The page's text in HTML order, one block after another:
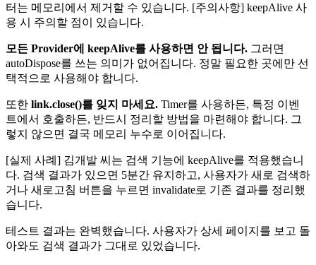
터는 메모리에서 제거할 수 있습니다. [주의사항] keepAlive 사
용 시 주의할 점이 있습니다.
모든 Provider에 keepAlive를 사용하면 안 됩니다. 그러면
autoDispose를 쓰는 의미가 없어집니다. 정말 필요한 곳에만 선
택적으로 사용해야 합니다.
또한 link.close()를 잊지 마세요. Timer를 사용하든, 특정 이벤
트에서 호출하든, 반드시 정리할 방법을 마련해야 합니다. 그
렇지 않으면 결국 메모리 누수로 이어집니다.
[실제 사례] 김개발 씨는 검색 기능에 keepAlive를 적용했습니
다. 검색 결과가 있으면 5분간 유지하고, 사용자가 새로 검색하
거나 새로고침 버튼을 누르면 invalidate로 기존 결과를 정리했
습니다.
테스트 결과는 완벽했습니다. 사용자가 상세 페이지를 보고 돌
아와도 검색 결과가 그대로 있었습니다.